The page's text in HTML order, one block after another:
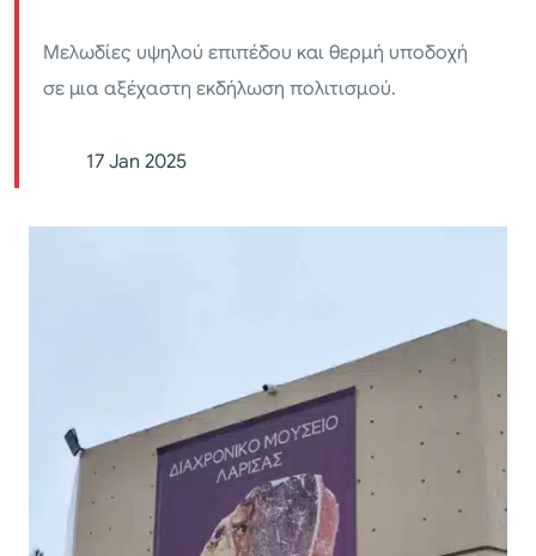
Μελωδίες υψηλού επιπέδου και θερμή υποδοχή
σε μια αξέχαστη εκδήλωση πολιτισμού.
17 Jan 2025